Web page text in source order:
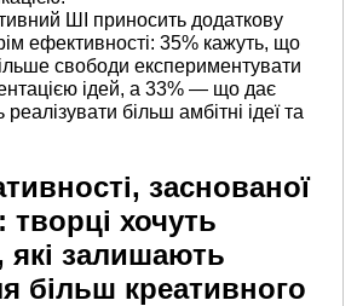
ШІ приносить додаткову
ефективності: 35% кажуть, що
свободи експериментувати
ідей, а 33% — що дає
реалізувати більш амбітні ідеї та
заснованої
творці хочуть
які залишають
більш креативного